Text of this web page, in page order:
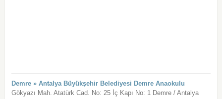
Demre » Antalya Büyükşehir Belediyesi Demre Anaokulu
Gökyazı Mah. Atatürk Cad. No: 25 İç Kapı No: 1 Demre / Antalya